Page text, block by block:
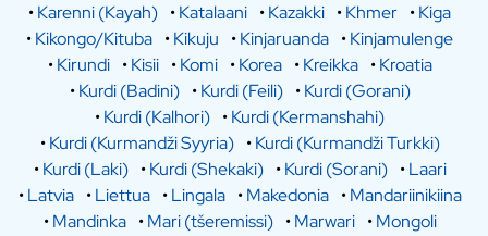
•Karenni (Kayah) •Katalaani •Kazakki •Khmer •Kiga
•Kikongo/Kituba •Kikuju •Kinjaruanda •Kinjamulenge
•Kirundi •Kisii •Komi •Korea •Kreikka •Kroatia
•Kurdi (Badini) •Kurdi (Feili) •Kurdi (Gorani)
•Kurdi (Kalhori) •Kurdi (Kermanshahi)
•Kurdi (Kurmandži Syyria) •Kurdi (Kurmandži Turkki)
•Kurdi (Laki) •Kurdi (Shekaki) •Kurdi (Sorani) •Laari
•Latvia •Liettua •Lingala •Makedonia •Mandariinikiina
•Mandinka •Mari (tšeremissi) •Marwari •Mongoli